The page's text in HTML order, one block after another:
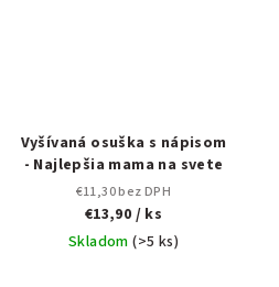
Vyšívaná osuška s nápisom
- Najlepšia mama na svete
€11,30 bez DPH
€13,90 / ks
Skladom(>5 ks)